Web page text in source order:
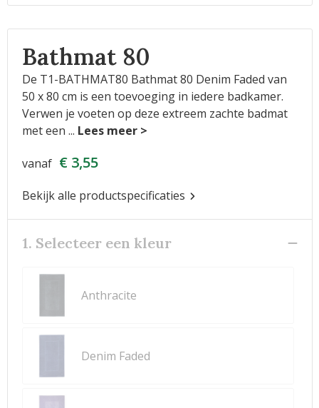
Bathmat 80
De T1-BATHMAT80 Bathmat 80 Denim Faded van
50 x 80 cm is een toevoeging in iedere badkamer.
Verwen je voeten op deze extreem zachte badmat
met een ...
vanaf € 3,55
Bekijk alle productspecificaties
1. Selecteer een kleur
Anthracite
Denim Faded